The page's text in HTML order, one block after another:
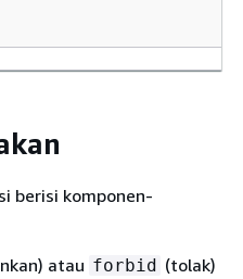
berisi komponen-
atau forbid (tolak)